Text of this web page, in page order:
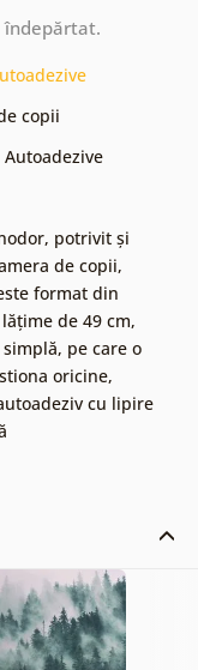
îndepărtat.
copii
Autoadezive
potrivit și
de copii,
format din
de 49 cm,
pe care o
oricine,
cu lipire